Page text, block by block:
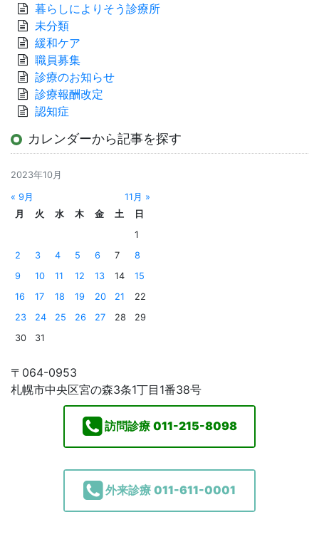
暮らしによりそう診療所
未分類
緩和ケア
職員募集
診療のお知らせ
診療報酬改定
認知症
カレンダーから記事を探す
2023年10月
« 9月
11月 »
月
火 水 木 金 土
日
1
2
3 4 5 6 7
8
9
10 11 12 13 14
15
16
17 18 19 20 21
22
23
24 25 26 27 28
29
30
31
〒064-0953
札幌市中央区宮の森3条1丁目1番38号
訪問診療 011-215-8098
外来診療 011-611-0001